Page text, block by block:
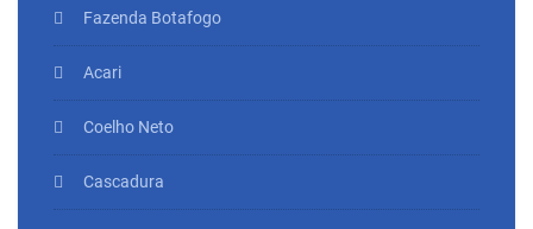
Fazenda Botafogo
Acari
Coelho Neto
Cascadura